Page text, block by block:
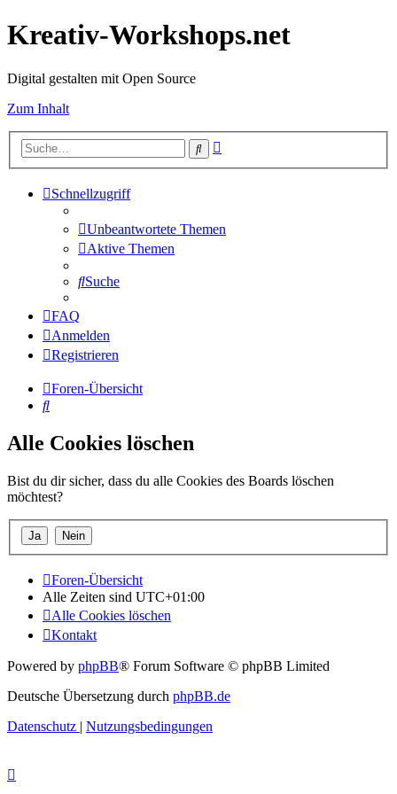
Kreativ-Workshops.net
Digital gestalten mit Open Source
Zum Inhalt
Suche
Schnellzugriff
Unbeantwortete Themen
Aktive Themen
Suche
FAQ
Anmelden
Registrieren
Foren-Übersicht
Suche
Alle Cookies löschen
Bist du dir sicher, dass du alle Cookies des Boards löschen
möchtest?
Foren-Übersicht
Alle Zeiten sind UTC+01:00
Alle Cookies löschen
Kontakt
Powered by phpBB® Forum Software © phpBB Limited
Deutsche Übersetzung durch phpBB.de
Datenschutz | Nutzungsbedingungen